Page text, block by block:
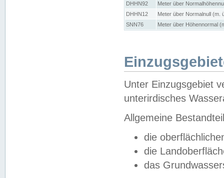
DHHN92
Meter über
DHHN12
Meter über Normalnull (m.
SNN76
Meter über Höhennormal
Unter Einzugsgebiet
unterirdisches
Allgemeine
die
die
das